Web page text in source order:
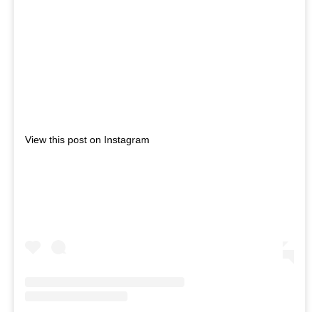
View this post on Instagram